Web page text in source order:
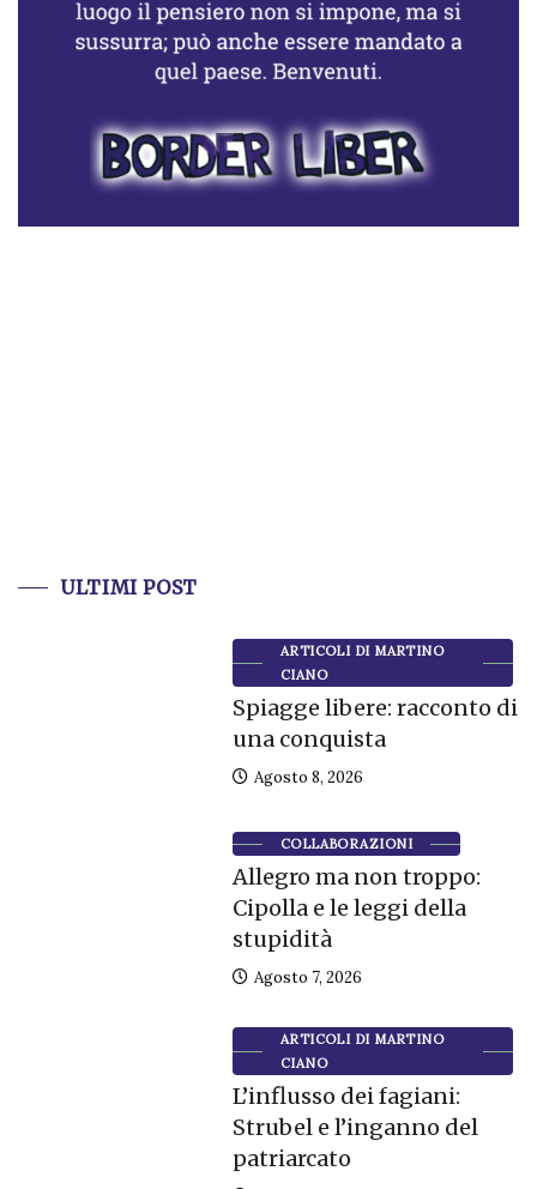
ULTIMI POST
ARTICOLI DI MARTINO
CIANO
Spiagge libere: racconto di
una conquista
Agosto 8, 2026
COLLABORAZIONI
Allegro ma non troppo:
Cipolla e le leggi della
stupidità
Agosto 7, 2026
ARTICOLI DI MARTINO
CIANO
L’influsso dei fagiani:
Strubel e l’inganno del
patriarcato